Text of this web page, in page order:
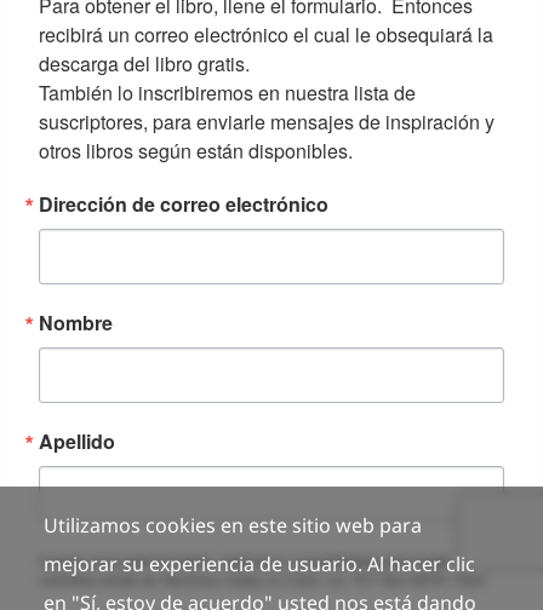
Utilizamos cookies en este sitio web para
mejorar su experiencia de usuario. Al hacer clic
en "Sí, estoy de acuerdo" usted nos está dando